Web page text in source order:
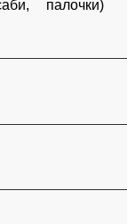
палочки)